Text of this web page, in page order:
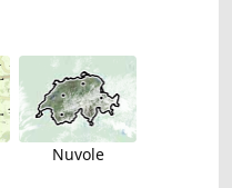
Nuvole